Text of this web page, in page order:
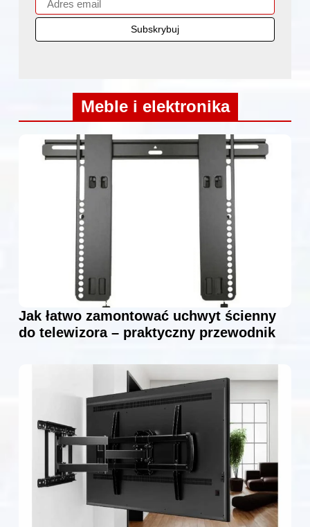
Meble i elektronika
Jak łatwo zamontować uchwyt ścienny
do telewizora – praktyczny przewodnik